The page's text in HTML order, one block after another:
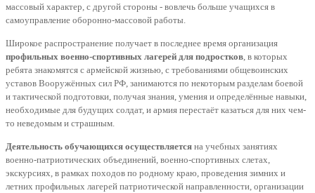
массовый характер, с другой стороны - вовлечь больше учащихся в
самоуправление оборонно-массовой работы.
Широкое распространение получает в последнее время организация
профильных военно-спортивных лагерей для подростков , в которых
ребята знакомятся с армейской жизнью, с требованиями общевоинских
уставов Вооружённых сил РФ, занимаются по некоторым разделам боевой
и тактической подготовки, получая знания, умения и определённые навыки,
необходимые для будущих солдат, и армия перестаёт казаться для них чем-
то неведомым и страшным.
Деятельность обучающихся осуществляется на учебных занятиях
военно-патриотических объединений, военно-спортивных слетах,
экскурсиях, в рамках походов по родному краю, проведения зимних и
летних профильных лагерей патриотической направленности, организации